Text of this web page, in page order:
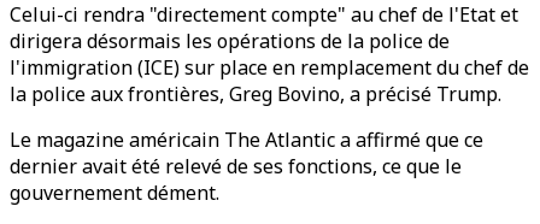
Celui-ci rendra "directement compte" au chef de l'Etat et
dirigera désormais les opérations de la police de
l'immigration (ICE) sur place en remplacement du chef de
la police aux frontières, Greg Bovino, a précisé Trump.
Le magazine américain The Atlantic a affirmé que ce
dernier avait été relevé de ses fonctions, ce que le
gouvernement dément.